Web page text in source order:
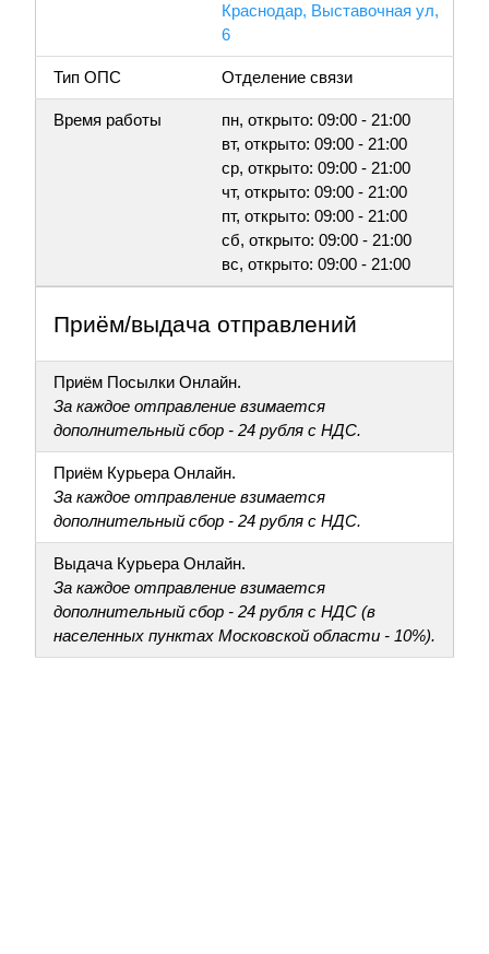
Краснодар, Выставочная ул,
6
Тип ОПС Отделение связи
Время работы
пн, открыто: 09:00 - 21:00
вт, открыто: 09:00 - 21:00
ср, открыто: 09:00 - 21:00
чт, открыто: 09:00 - 21:00
пт, открыто: 09:00 - 21:00
сб, открыто: 09:00 - 21:00
вс, открыто: 09:00 - 21:00
Приём/выдача отправлений
Приём Посылки Онлайн.
За каждое отправление взимается
дополнительный сбор - 24 рубля с НДС.
Приём Курьера Онлайн.
За каждое отправление взимается
дополнительный сбор - 24 рубля с НДС.
Выдача Курьера Онлайн.
За каждое отправление взимается
дополнительный сбор - 24 рубля с НДС (в
населенных пунктах Московской области - 10%).